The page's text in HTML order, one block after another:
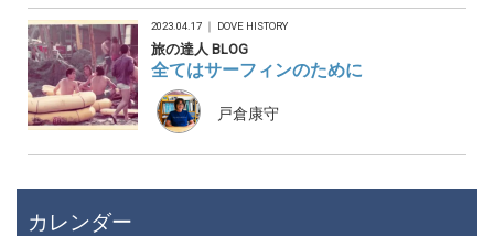
2023.04.17 ｜ DOVE HISTORY
旅の達人 BLOG
全てはサーフィンのために
戸倉康守
カレンダー